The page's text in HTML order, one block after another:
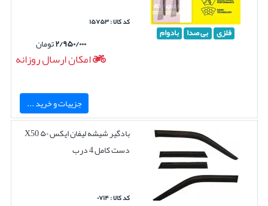
فلزی بی صدا بادوام
کد کالا : ۱۵۷۵۳
۲/۹۵۰/۰۰۰تومان
امکان ارسال روزانه
جزییات و خرید ...
بادگیر شیشه لیفان ایکس ۵۰ X50
دست کامل 4 درب
کد کالا : ۰۷۱۴